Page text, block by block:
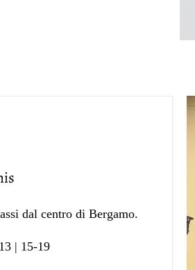
dal centro di Bergamo.
| 15-19